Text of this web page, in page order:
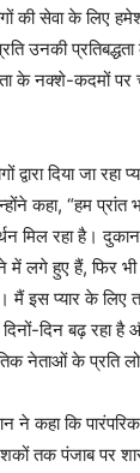
की सेवा के लिए
उनकी
के नक्शे-कदमों
दिया जा रहा
कहा, “हम प्रांत
मिल रहा है।
लगे हुए हैं, फिर
मैं इस प्यार के लिए
दिनों-दिन बढ़ रहा
नेताओं के प्रति
ने कहा कि
तक पंजाब पर